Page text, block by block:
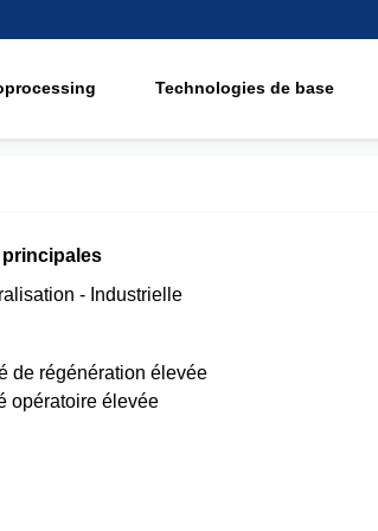
Technologies de base
Semiconducteur -
Pétrole et gaz
Eau potable et de nappe
- Industrielle
de régénération élevée
opératoire élevée